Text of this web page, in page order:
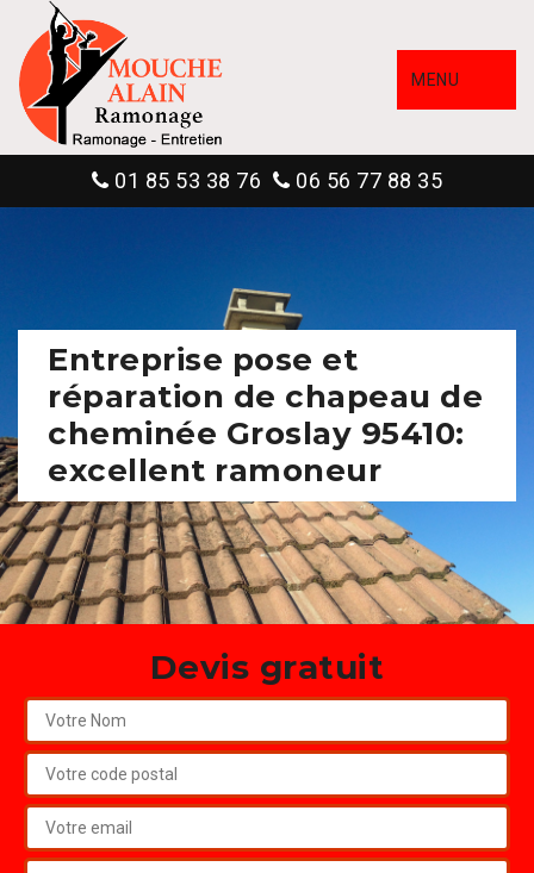
MENU
01 85 53 38 76 06 56 77 88 35
Entreprise pose et
réparation de chapeau de
cheminée Groslay 95410:
excellent ramoneur
Devis gratuit